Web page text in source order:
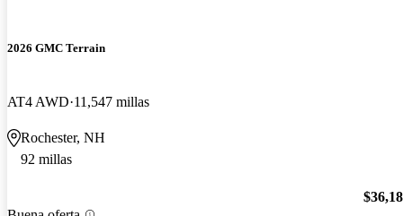
2026 GMC Terrain
AT4 AWD 11,547 millas
Rochester, NH
92 millas